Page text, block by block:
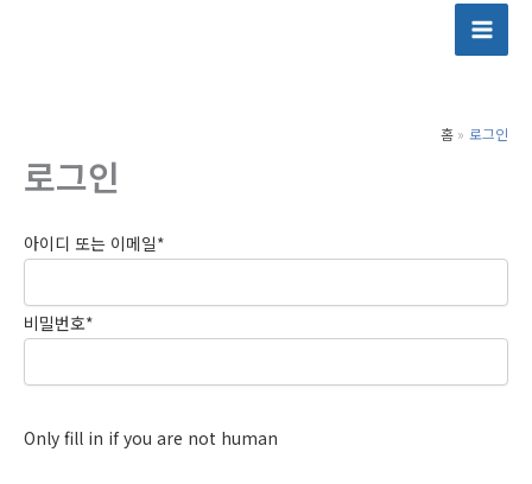
홈 로그인
로그인
아이디 또는 이메일*
비밀번호*
Only fill in if you are not human